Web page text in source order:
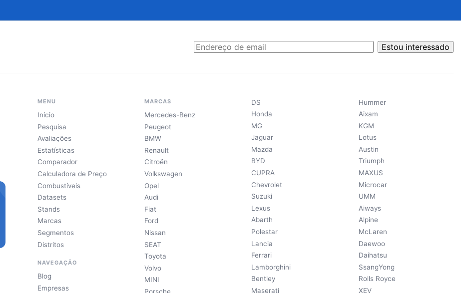
Estou interessado
MENU
Início
Pesquisa
Avaliações
Estatísticas
Comparador
Calculadora de Preço
Combustíveis
Datasets
Stands
Marcas
Segmentos
Distritos
NAVEGAÇÃO
Blog
Empresas
MARCAS
Mercedes-Benz
Peugeot
BMW
Renault
Citroën
Volkswagen
Opel
Audi
Fiat
Ford
Nissan
SEAT
Toyota
Volvo
MINI
DS
Honda
MG
Jaguar
Mazda
BYD
CUPRA
Chevrolet
Suzuki
Lexus
Abarth
Polestar
Lancia
Ferrari
Lamborghini
Bentley
Maserati
Hummer
Aixam
KGM
Lotus
Austin
Triumph
MAXUS
Microcar
UMM
Aiways
Alpine
McLaren
Daewoo
Daihatsu
SsangYong
Rolls Royce
XEV